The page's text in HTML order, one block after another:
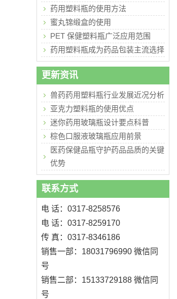
药用塑料瓶的使用方法
蜜丸锦缎盒的使用
PET 保健塑料瓶广泛应用范围
药用塑料瓶成为药品包装主流选择
更新资讯
兽药药用塑料瓶行业发展近况分析
亚克力塑料瓶的使用优点
迷你药用玻璃瓶设计要点科普
棕色口服液玻璃瓶应用前景
医药保健品瓶守护药品品质的关键
优势
联系方式
电 话：0317-8258576
电 话：0317-8259170
传 真：0317-8346186
销售一部：18031796990 微信同
号
销售二部：15133729188 微信同
号